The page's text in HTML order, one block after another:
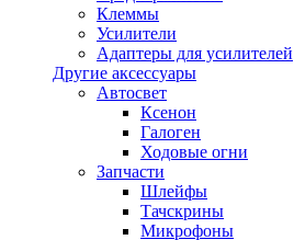
Клеммы
Усилители
Адаптеры для усилителей
Другие аксессуары
Автосвет
Ксенон
Галоген
Ходовые огни
Запчасти
Шлейфы
Тачскрины
Микрофоны